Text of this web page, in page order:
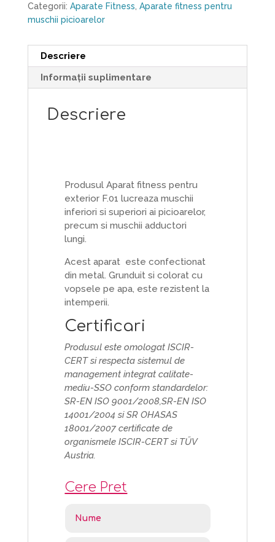
Categorii: Aparate Fitness Aparate fitness pentru
muschii picioarelor
Descriere
Informații suplimentare
Descriere
Produsul Aparat fitness pentru
exterior F.01 lucreaza muschii
inferiori si superiori ai picioarelor,
precum si muschii adductori
lungi.
Acest aparat este confectionat
din metal. Grunduit si colorat cu
vopsele pe apa, este rezistent la
intemperii.
Certificari
Produsul este omologat ISCIR-
CERT si respecta sistemul de
management integrat calitate-
mediu-SSO conform standardelor:
SR-EN ISO 9001/2008,SR-EN ISO
14001/2004 si SR OHASAS
18001/2007 certificate de
organismele ISCIR-CERT si TŰV
Austria.
Cere Pret